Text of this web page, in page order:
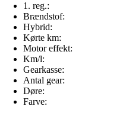
1. reg.:
Brændstof:
Hybrid:
Kørte km:
Motor effekt:
Km/l:
Gearkasse:
Antal gear:
Døre:
Farve: